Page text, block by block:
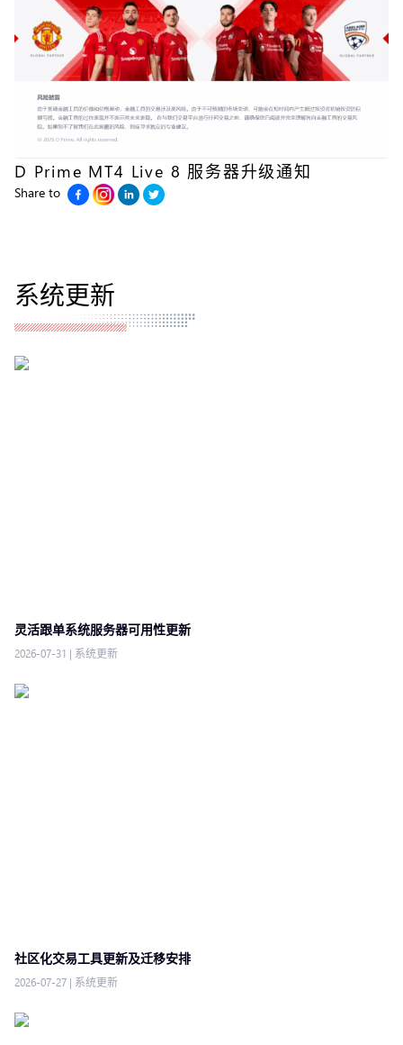
D Prime MT4 Live 8 服务器升级通知
Share to
系统更新
灵活跟单系统服务器可用性更新
2026-07-31 | 系统更新
社区化交易工具更新及迁移安排
2026-07-27 | 系统更新